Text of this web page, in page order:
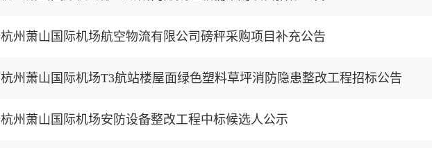
杭州萧山国际机场航空物流有限公司磅秤采购项目补充公告
杭州萧山国际机场T3航站楼屋面绿色塑料草坪消防隐患整改工程招标公告
杭州萧山国际机场安防设备整改工程中标候选人公示